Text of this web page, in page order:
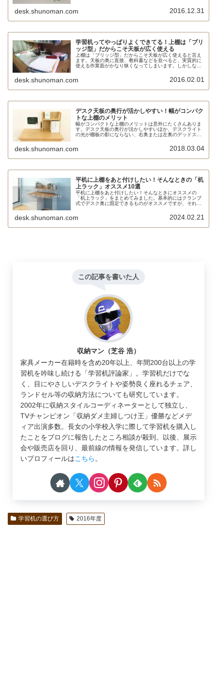
ほか、ベーシックデスクの選択肢が多いです。
desk.shunoman.com 2016.12.31
学習机ってやっぱりよくできてる！上棚は「ブリ
ッジ型」だからこそ天板が広く使える
上棚は「ブリッジ型」だからこそ天板が広く使えると言え
ます。天板の奥に直接、教科書などを並べると、実質的に
使える作業面がかなり狭くなってしまいます。しかしなが
desk.shunoman.com 2016.02.01
デスク天板の奥行が活かしやすい！幅がコンパク
トな上棚のメリット
幅がコンパクトな上棚のメリットは意外にたくさんありま
す。デスク天板の奥行が活かしやすいほか、デスクライト
の光が棚板の影にならない、右奥または左奥のデッドスペ
保できることが挙げられます。特にミニマ・ブックスタン
ドは上下2段に収納することで収納力を確保でき、足元棚
desk.shunoman.com 2018.03.04
平机に上棚をあと付けしたい！そんなときの「机
上ラック」オススメ10選
平机に上棚をあと付けしたい！そんなときにオススメの
「机上ラック」をまとめてみました。基本的にはクランプ
式でデスク奥に固定できるものがオススメですが、それが
desk.shunoman.com 2024.02.21
この記事を書いた人
収納マン（芝谷 浩）
家具メーカー在籍時を含め20年以上、年間200台以上の学
習机を吟味し続ける「学習机評論家」。学習机だけでな
く、目にやさしいデスクライトや姿勢良く座れるチェア、
ランドセル等の収納方法についても研究しています。
2002年に収納スタイルコーディネーターとして独立し、
TVチャンピオン「収納ダメ主婦しつけ王」優勝などメデ
ィア出演多数。長女の小学校入学に際して学習机を購入し
たことをブログに報告したところ相談が殺到。以後、展示
会や販売店を回り、最前線の情報を発信しています。詳し
いプロフィールはこちら 。
学習机の選び方 2016年度